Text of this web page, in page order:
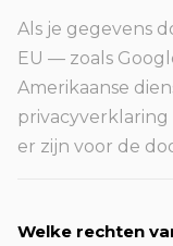
Als je gegevens
EU — zoals
Amerikaanse
er zijn voor de
Welke rechten